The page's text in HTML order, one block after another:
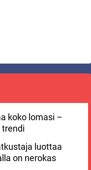
koko lomasi –
luottaa
on nerokas